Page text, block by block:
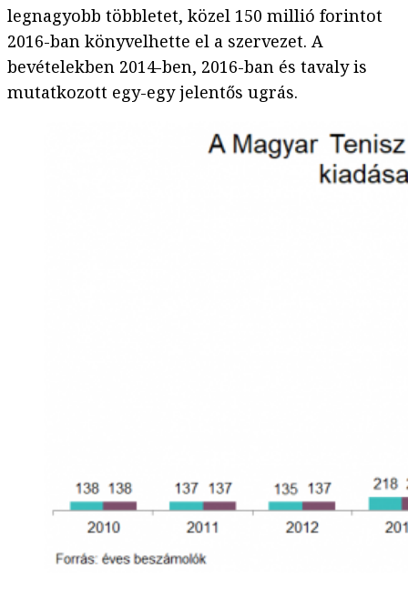
legnagyobb többletet, közel 150 millió forintot
2016-ban könyvelhette el a szervezet. A
bevételekben 2014-ben, 2016-ban és tavaly is
mutatkozott egy-egy jelentős ugrás.